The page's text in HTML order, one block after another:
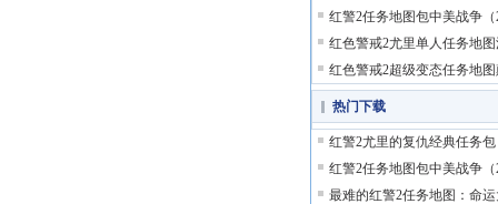
红警2任务地图包中美战争
红色警戒2尤里单人任务地
红色警戒2超级变态任务地
热门下载
红警2尤里的复仇经典任务包
红警2任务地图包中美战争
最难的红警2任务地图：命